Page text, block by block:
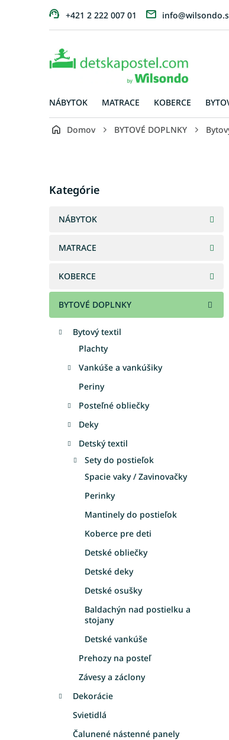
+421 2 222 007 01
NÁBYTOK MATRACE KOBERCE
Domov BYTOVÉ DOPLNKY
n
ý
kategórie
Kategórie
NÁBYTOK
MATRACE
KOBERCE
BYTOVÉ DOPLNKY
Bytový textil
Plachty
Vankúše a vankúšiky
Periny
Posteľné obliečky
Deky
Detský textil
Sety do postieľok
Spacie vaky / Zavinovačky
Perinky
Mantinely do postieľok
Koberce pre deti
Detské obliečky
Detské deky
Detské osušky
Baldachýn nad postielku a
stojany
Detské vankúše
Prehozy na posteľ
Závesy a záclony
Dekorácie
Svietidlá
Čalunené nástenné panely